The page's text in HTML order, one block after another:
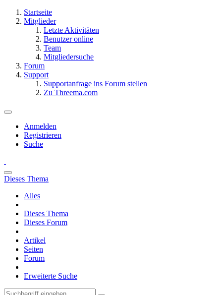
Startseite
Mitglieder
Letzte Aktivitäten
Benutzer online
Team
Mitgliedersuche
Forum
Support
Supportanfrage ins Forum stellen
Zu Threema.com
Anmelden
Registrieren
Suche
Dieses Thema
Alles
Dieses Thema
Dieses Forum
Artikel
Seiten
Forum
Erweiterte Suche